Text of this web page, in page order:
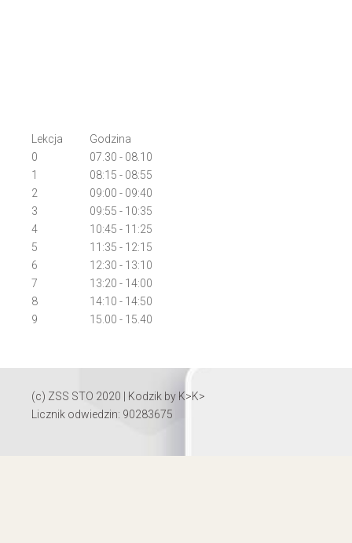
Lekcja
0
1
2
3
4
5
6
7
8
9
Godzina
07.30 - 08.10
08:15 - 08:55
09:00 - 09:40
09:55 - 10:35
10:45 - 11:25
11:35 - 12:15
12:30 - 13:10
13:20 - 14:00
14:10 - 14:50
15.00 - 15.40
(c) ZSS STO 2020 | Kodzik by K>K>
Licznik odwiedzin: 90283675